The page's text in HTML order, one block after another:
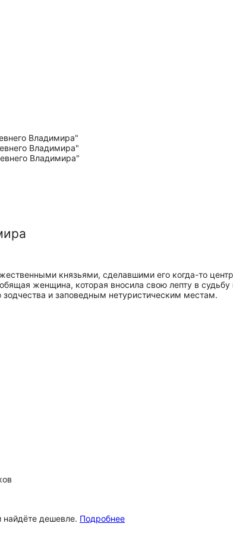
князьями, сделавшими его когда-то
женщина, которая вносила свою лепту в
и заповедным нетуристическим местам.
найдёте дешевле. Подробнее